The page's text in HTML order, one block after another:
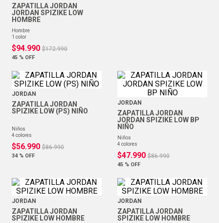
ZAPATILLA JORDAN
JORDAN SPIZIKE LOW
HOMBRE
hombre
1 color
$94.990 $172.990
45 % OFF
JORDAN
ZAPATILLA JORDAN
SPIZIKE LOW (PS) NIÑO
niños
4 colores
$56.990 $86.990
34 % OFF
JORDAN
ZAPATILLA JORDAN
JORDAN SPIZIKE LOW BP
NIÑO
niños
4 colores
$47.990 $86.990
45 % OFF
JORDAN
ZAPATILLA JORDAN
SPIZIKE LOW HOMBRE
JORDAN
ZAPATILLA JORDAN
SPIZIKE LOW HOMBRE